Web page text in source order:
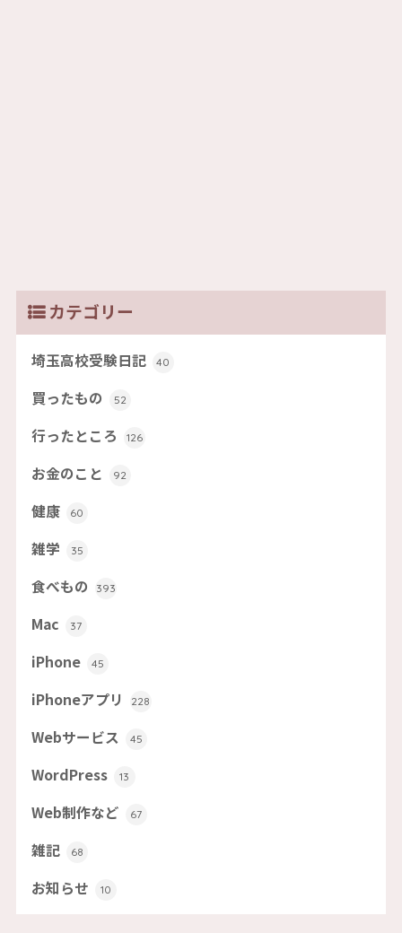
カテゴリー
埼玉高校受験日記 40
買ったもの 52
行ったところ 126
お金のこと 92
健康 60
雑学 35
食べもの 393
Mac 37
iPhone 45
iPhoneアプリ 228
Webサービス 45
WordPress 13
Web制作など 67
雑記 68
お知らせ 10